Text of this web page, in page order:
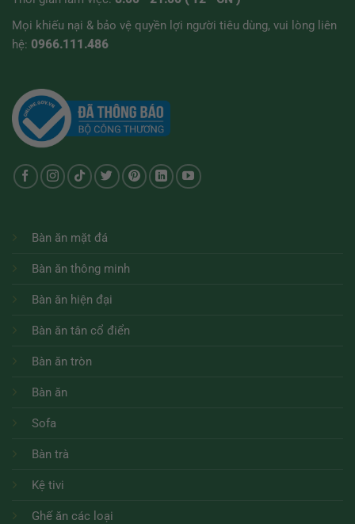
Mọi khiếu nại & bảo vệ quyền lợi người tiêu dùng, vui lòng liên
hệ: 0966.111.486
Bàn ăn mặt đá
Bàn ăn thông minh
Bàn ăn hiện đại
Bàn ăn tân cổ điển
Bàn ăn tròn
Bàn ăn
Sofa
Bàn trà
Kệ tivi
Ghế ăn các loại